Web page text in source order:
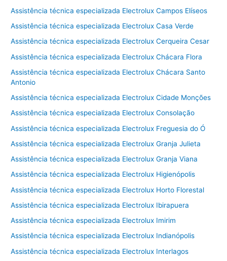
Assistência técnica especializada Electrolux Campos Elíseos
Assistência técnica especializada Electrolux Casa Verde
Assistência técnica especializada Electrolux Cerqueira Cesar
Assistência técnica especializada Electrolux Chácara Flora
Assistência técnica especializada Electrolux Chácara Santo
Antonio
Assistência técnica especializada Electrolux Cidade Monções
Assistência técnica especializada Electrolux Consolação
Assistência técnica especializada Electrolux Freguesia do Ó
Assistência técnica especializada Electrolux Granja Julieta
Assistência técnica especializada Electrolux Granja Viana
Assistência técnica especializada Electrolux Higienópolis
Assistência técnica especializada Electrolux Horto Florestal
Assistência técnica especializada Electrolux Ibirapuera
Assistência técnica especializada Electrolux Imirim
Assistência técnica especializada Electrolux Indianópolis
Assistência técnica especializada Electrolux Interlagos